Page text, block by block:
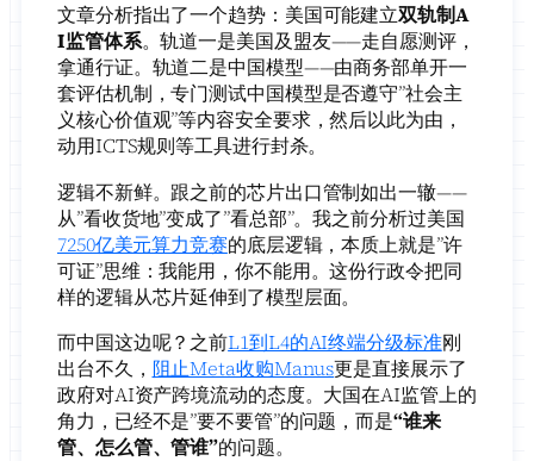
文章分析指出了一个趋势：美国可能建立双轨制A
I监管体系。轨道一是美国及盟友——走自愿测评，
拿通行证。轨道二是中国模型——由商务部单开一
套评估机制，专门测试中国模型是否遵守”社会主
义核心价值观”等内容安全要求，然后以此为由，
动用ICTS规则等工具进行封杀。
逻辑不新鲜。跟之前的芯片出口管制如出一辙——
从”看收货地”变成了”看总部”。我之前分析过美国
7250亿美元算力竞赛的底层逻辑，本质上就是”许
可证”思维：我能用，你不能用。这份行政令把同
样的逻辑从芯片延伸到了模型层面。
而中国这边呢？之前L1到L4的AI终端分级标准刚
出台不久， 阻止Meta收购Manus更是直接展示了
政府对AI资产跨境流动的态度。大国在AI监管上的
角力，已经不是”要不要管”的问题，而是“谁来
管、怎么管、管谁”的问题。